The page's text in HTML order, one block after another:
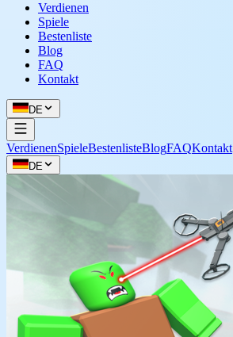
Verdienen
Spiele
Bestenliste
Blog
FAQ
Kontakt
DE
VerdienenSpieleBestenlisteBlogFAQKontakt
DE